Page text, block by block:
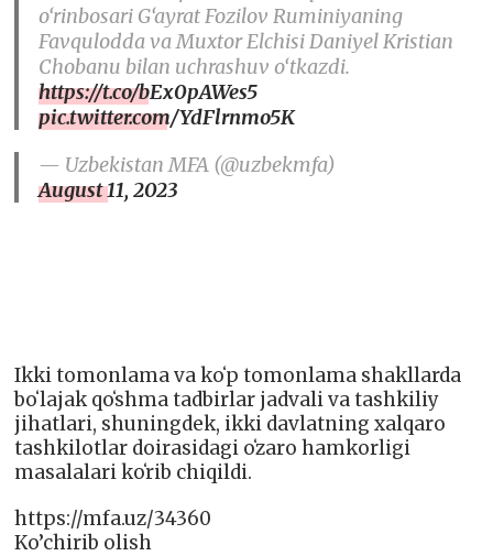
o‘rinbosari G‘ayrat Fozilov Ruminiyaning
Favqulodda va Muxtor Elchisi Daniyel Kristian
Chobanu bilan uchrashuv o‘tkazdi.
https://t.co/bEx0pAWes5
pic.twitter.com/YdFlrnmo5K
— Uzbekistan MFA (@uzbekmfa)
August 11, 2023
Ikki tomonlama va koʻp tomonlama shakllarda
boʻlajak qoʻshma tadbirlar jadvali va tashkiliy
jihatlari, shuningdek, ikki davlatning xalqaro
tashkilotlar doirasidagi oʻzaro hamkorligi
masalalari koʻrib chiqildi.
https://mfa.uz/34360
Ko’chirib olish